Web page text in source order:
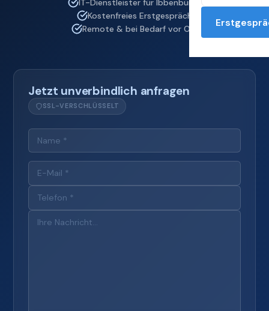
Kostenfreies Erstgespräch
Remote & bei Bedarf vor Ort
Jetzt unverbindlich anfragen
SSL-VERSCHLÜSSELT